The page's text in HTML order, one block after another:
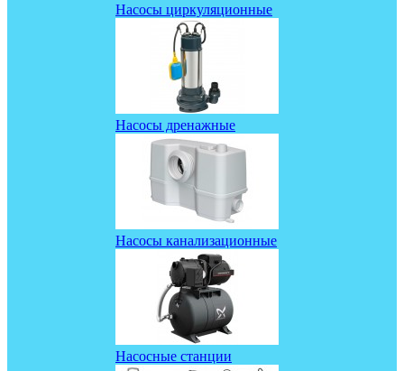
Насосы циркуляционные
Насосы дренажные
Насосы канализационные
Насосные станции